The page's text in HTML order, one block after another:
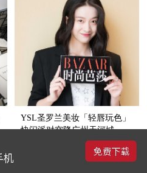
YSL圣罗兰美妆「轻唇玩色」
快闪派对空降广州天河城